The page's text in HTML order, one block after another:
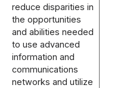
reduce disparities in
the opportunities
and abilities needed
to use advanced
information and
communications
networks and utilize